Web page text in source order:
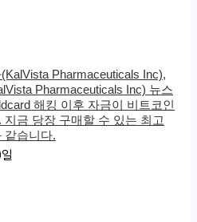
Pharmaceuticals Inc),
Pharmaceuticals Inc) 뉴스
해킹 이후 자금이 비트코인
금 당장 구매할 수 있는 최고
같습니다.